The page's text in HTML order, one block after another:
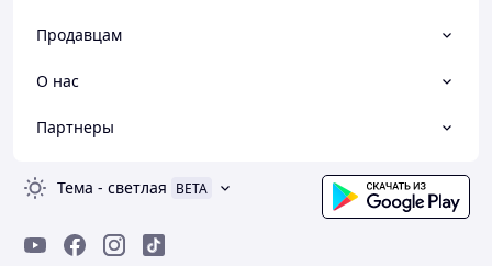
Продавцам
О нас
Партнеры
Тема - светлая BETA